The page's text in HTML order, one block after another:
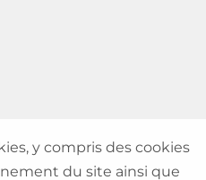
y compris des cookies
du site ainsi que